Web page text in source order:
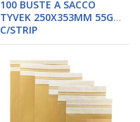
100 BUSTE A SACCO
TYVEK 250X353MM 55GR
C/STRIP